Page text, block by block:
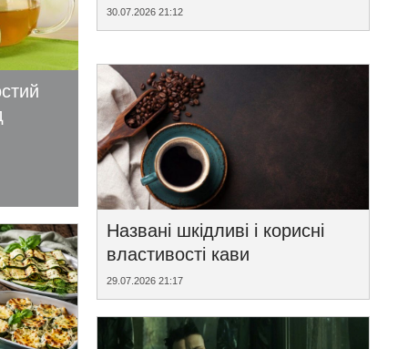
30.07.2026 21:12
Названі шкідливі і корисні
властивості кави
29.07.2026 21:17